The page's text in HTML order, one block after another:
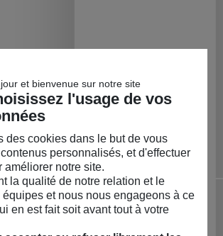
FR34803091396
LA BOUTIQUE
Permanente
🔥
MAISON & ART DE
CAPSULES &
et bienvenue sur notre site
l'usage de vos
des cookies dans le but de vous
personnalisés, et d'effectuer
améliorer notre site.
la qualité de notre relation et le
équipes et nous nous engageons à ce
en est fait soit avant tout à votre